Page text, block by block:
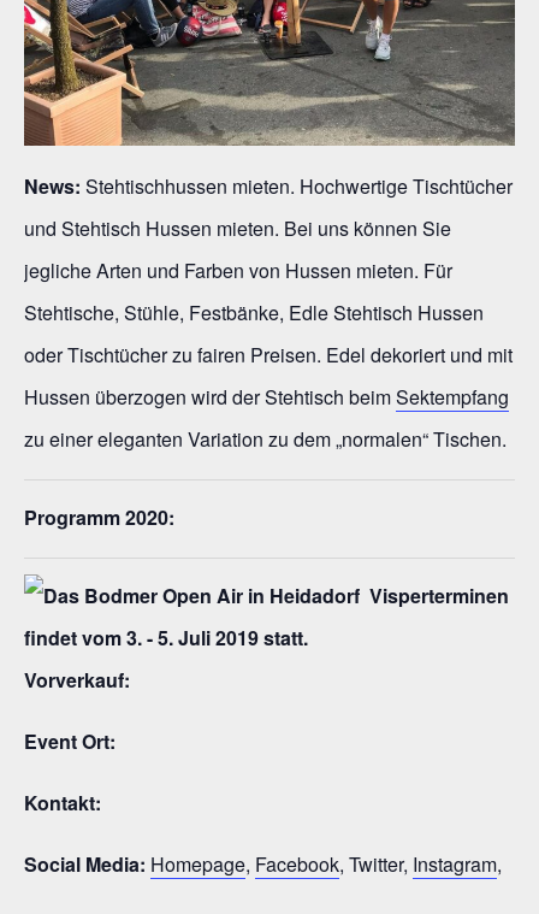
News: Stehtischhussen mieten. Hochwertige Tischtücher
und Stehtisch Hussen mieten. Bei uns können Sie
jegliche Arten und Farben von Hussen mieten. Für
Stehtische, Stühle, Festbänke, Edle Stehtisch Hussen
oder Tischtücher zu fairen Preisen. Edel dekoriert und mit
Hussen überzogen wird der Stehtisch beimSektempfang
zu einer eleganten Variation zu dem „normalen“ Tischen.
Programm 2020:
Vorverkauf:
Event Ort:
Kontakt:
Social Media: Homepage, Facebook, Twitter, Instagram,